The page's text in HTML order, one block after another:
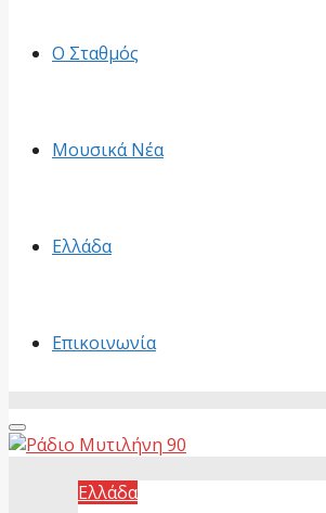
Ο Σταθμός
Μουσικά Νέα
Ελλάδα
Επικοινωνία
Primary
Menu
Ελλάδα